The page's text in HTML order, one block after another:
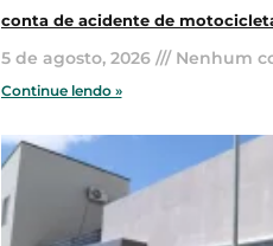
conta de acidente de
5 de agosto, 2026 Nenhum
Continue lendo »